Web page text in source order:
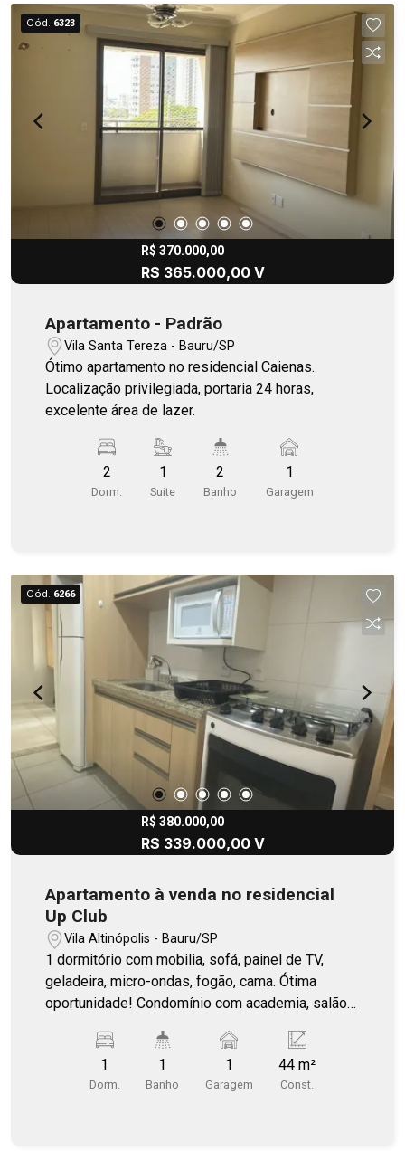
Cód. 6323
R$ 370.000,00
R$ 365.000,00 V
Apartamento - Padrão
Vila Santa Tereza - Bauru/SP
Ótimo apartamento no residencial Caienas.
Localização privilegiada, portaria 24 horas,
excelente área de lazer.
2
Dorm.
1
Suite
2
Banho
1
Garagem
Cód. 6266
R$ 380.000,00
R$ 339.000,00 V
Apartamento à venda no residencial
Up Club
Vila Altinópolis - Bauru/SP
1 dormitório com mobilia, sofá, painel de TV,
geladeira, micro-ondas, fogão, cama. Ótima
oportunidade! Condomínio com academia, salão
1
Dorm.
1
Banho
1
Garagem
44 m²
Const.